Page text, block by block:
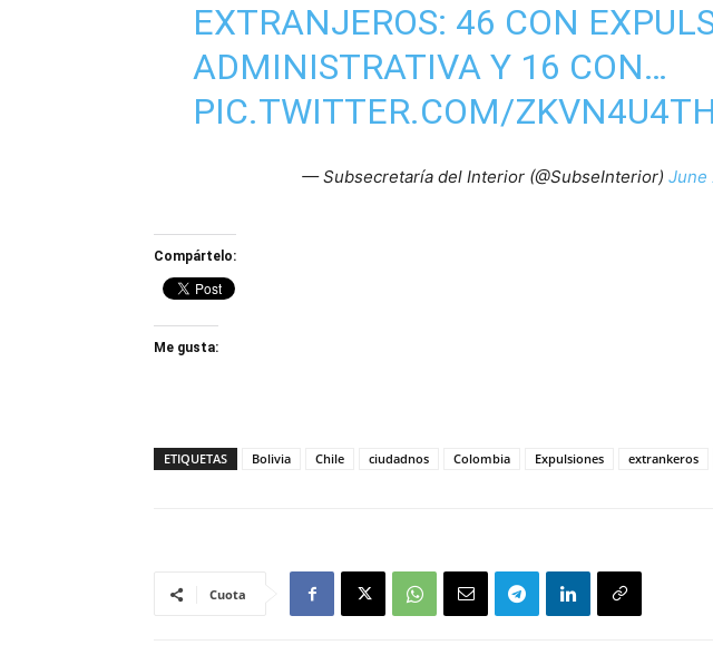
EXTRANJEROS: 46 CON
ADMINISTRATIVA Y 16 CON…
PIC.TWITTER.COM/
— Subsecretaría del Interior (@SubseInterior) June
Compártelo:
Me gusta:
ETIQUETAS Bolivia Chile ciudadnos Colombia Expulsiones extrankeros
Cuota